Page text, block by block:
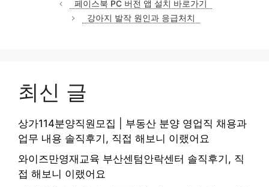
고
리
페이스북 PC 버전 앱 설치 바로가기
강아지 발작 원인과 응급처치
최신 글
상가114분양직원모집 | 부동산 분양 영업직 채용과
업무 내용 솔직후기, 직접 해보니 이랬어요
와이즈만영재교육 부산센텀안락센터 솔직후기, 직
접 해보니 이랬어요